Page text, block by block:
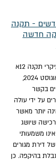
- תקנה
חדשה
במסגרת רשומון זה נסקור את את עיקרי תקנה 12א
החדשה, שנכנסה לתוקף ביום 15 באוגוסט 2024,
בקשר
על ידי עולה
נראה כי התקנה 12א אינה יותר מאשר
שיושג
לתקנות אינו משמעותי
דירת מגורים
בהיקפה. כן